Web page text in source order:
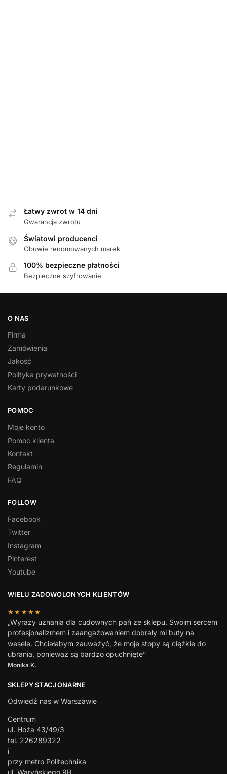
Łatwy zwrot w 14 dni
Gwarancja zwrotu
Światowi producenci
Obuwie renomowanych marek
100% bezpieczne płatności
Bezpieczne szyfrowanie
O NAS
Firma
Zamówienia
Jakość
Polityka prywatności
Karty podarunkowe
POMOC
Moje konto
Pomoc klienta
Kontakt
Regulamin
FAQ
FOLLOW
Facebook
Twitter
Instagram
Pinterest
Youtube
WIELU ZADOWOLONYCH KLIENTÓW
★★★★★
„Wyrazy uznania dla cudownych pań ze sklepu. Swoim sercem
profesjonalizmem i zaangażowaniem dobrały mi buty na
wesele. Chciałabym zauważyć, że moje stopy są ciężkie do
ubrania, ponieważ są bardzo opuchnięte”
Monika K.
SKLEPY STACJONARNE
Odwiedź nas w Warszawie
Centrum
ul. Hoża 43/49/3
tel. 226289322
i
przy metro Politechnika